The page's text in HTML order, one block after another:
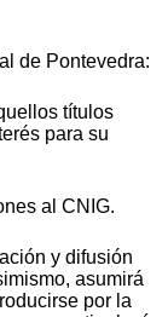
de Pontevedra:
títulos
para su
al CNIG.
y difusión
asumirá
por la